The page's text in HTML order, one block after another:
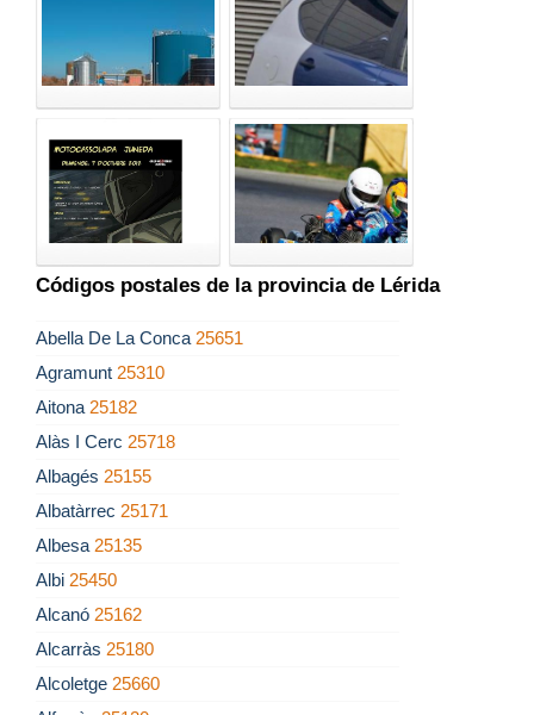
Códigos postales de la provincia de Lérida
Abella De La Conca 25651
Agramunt 25310
Aitona 25182
Alàs I Cerc 25718
Albagés 25155
Albatàrrec 25171
Albesa 25135
Albi 25450
Alcanó 25162
Alcarràs 25180
Alcoletge 25660